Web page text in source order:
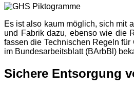
Es ist also kaum möglich, sich mit
und Fabrik dazu, ebenso wie die
fassen die Technischen Regeln
im Bundesarbeitsblatt (BArbBl)
Sichere Entsorgung